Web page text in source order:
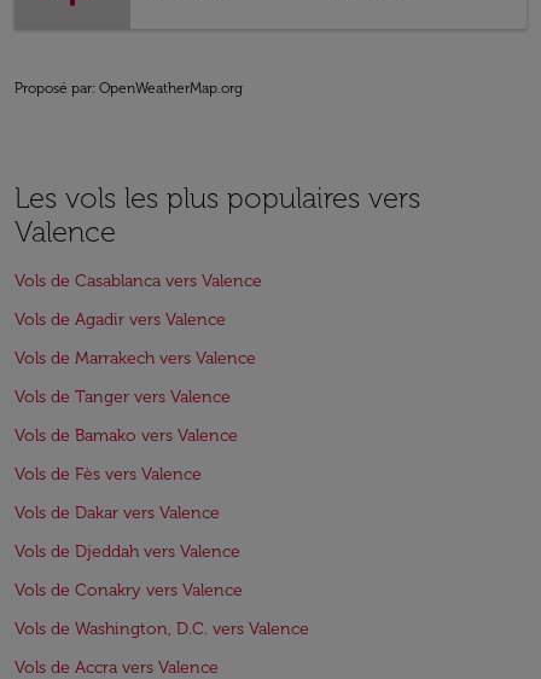
Proposé par: OpenWeatherMap.org
Les vols les plus populaires vers
Valence
Vols de Casablanca vers Valence
Vols de Agadir vers Valence
Vols de Marrakech vers Valence
Vols de Tanger vers Valence
Vols de Bamako vers Valence
Vols de Fès vers Valence
Vols de Dakar vers Valence
Vols de Djeddah vers Valence
Vols de Conakry vers Valence
Vols de Washington, D.C. vers Valence
Vols de Accra vers Valence